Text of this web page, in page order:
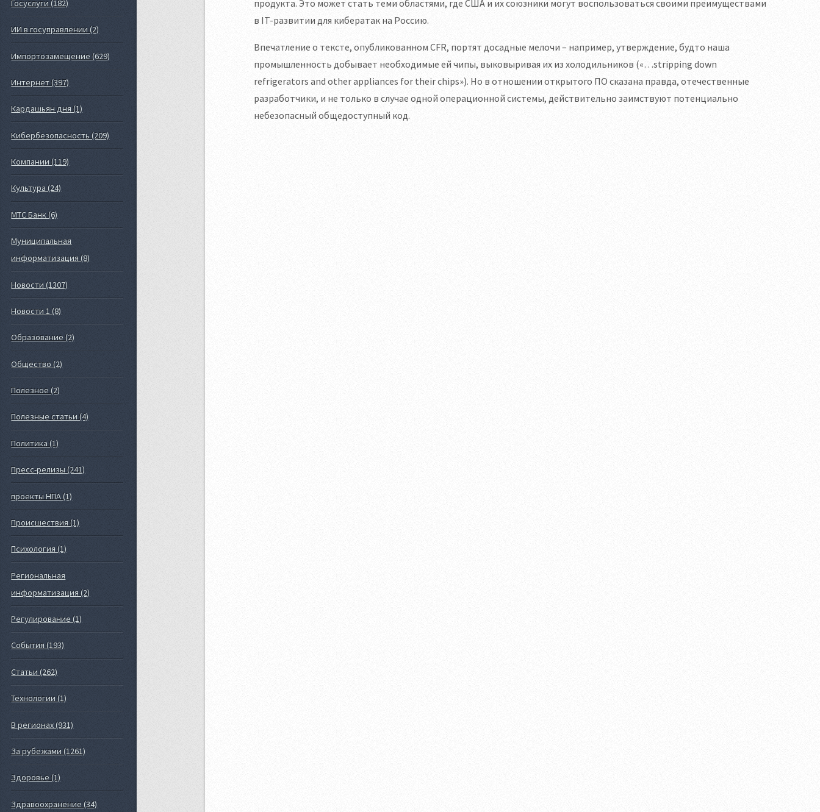
Госуслуги (182)
ИИ в госуправлении (2)
Импортозамещение (629)
Интернет (397)
Кардашьян дня (1)
Кибербезопасность (209)
Компании (119)
Культура (24)
МТС Банк (6)
Муниципальная
информатизация (8)
Новости (1307)
Новости 1 (8)
Образование (2)
Общество (2)
Полезное (2)
Полезные статьи (4)
Политика (1)
Пресс-релизы (241)
проекты НПА (1)
Происшествия (1)
Психология (1)
Региональная
информатизация (2)
Регулирование (1)
События (193)
Статьи (262)
Технологии (1)
В регионах (931)
За рубежами (1261)
Здоровье (1)
Здравоохранение (34)
продукта. Это может стать теми областями, где США и их союзники могут воспользоваться своими преимуществами
в IT-развитии для кибератак на Россию.
Впечатление о тексте, опубликованном CFR, портят досадные мелочи – например, утверждение, будто наша
промышленность добывает необходимые ей чипы, выковыривая их из холодильников («…stripping down
refrigerators and other appliances for their chips»). Но в отношении открытого ПО сказана правда, отечественные
разработчики, и не только в случае одной операционной системы, действительно заимствуют потенциально
небезопасный общедоступный код.